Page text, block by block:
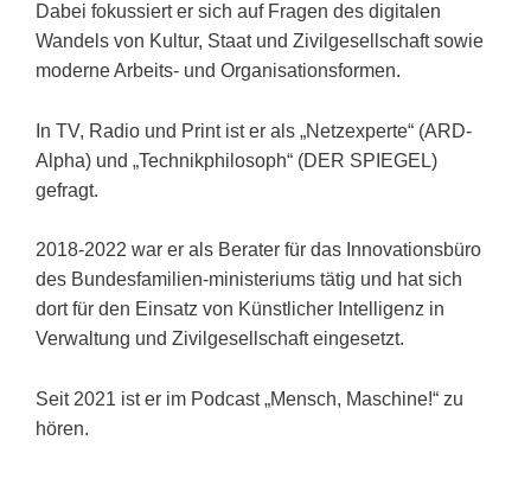
Dabei fokussiert er sich auf Fragen des digitalen
Wandels von Kultur, Staat und Zivilgesellschaft sowie
moderne Arbeits- und Organisationsformen.
In TV, Radio und Print ist er als „Netzexperte“ (ARD-
Alpha) und „Technikphilosoph“ (DER SPIEGEL)
gefragt.
2018-2022 war er als Berater für das Innovationsbüro
des Bundesfamilien-ministeriums tätig und hat sich
dort für den Einsatz von Künstlicher Intelligenz in
Verwaltung und Zivilgesellschaft eingesetzt.
Seit 2021 ist er im Podcast „Mensch, Maschine!“ zu
hören.